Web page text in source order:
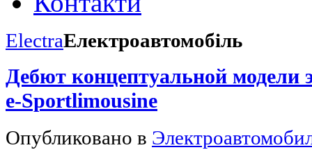
ElectraЕлектроавтомобіль
Дебют концептуальной модели
e-Sportlimousine
Опубликовано в